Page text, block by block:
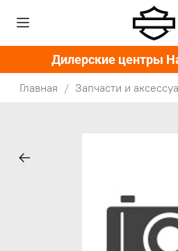
Дилерские центры
Главная Запчасти и